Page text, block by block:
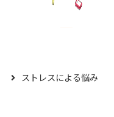
ストレスによる悩み